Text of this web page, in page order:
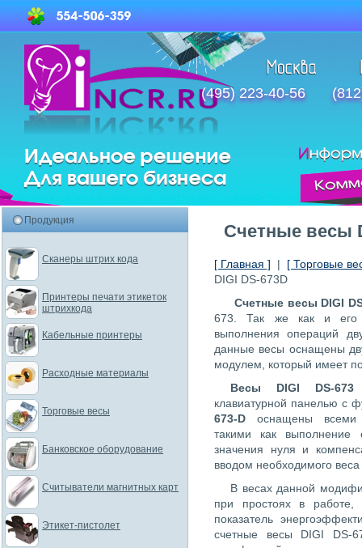
(495) 223-40-56
Счетные весы
[ Главная ] | [ Торговые
DIGI DS-673D
Счетные весы DIGI
673. Так же как и его
выполнения операций
данные весы оснащены
модулем, который имеет
Весы DIGI DS-
клавиатурной панелью с
673-D оснащены всеми
такими как выполнение
значения нуля и
вводом необходимого
В весах данной
при простоях в работе,
показатель
счетные весы DIGI DS-
Продукция
Сканеры штрих кода
Принтеры печати этикеток
штрихкода
Кабельные принтеры
Расходные материалы
Торговые весы
Банковское оборудование
Считыватели магнитных карт
Этикет-пистолет